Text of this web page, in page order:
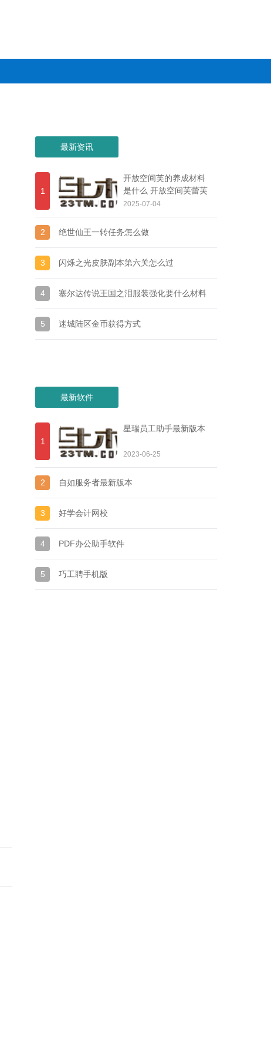
最新资讯
1
开放空间芙的养成材料
是什么 开放空间芙蕾芙
尔养成材料全解析
2025-07-04
2 绝世仙王一转任务怎么做
3 闪烁之光皮肤副本第六关怎么过
4 塞尔达传说王国之泪服装强化要什么材料
5 迷城陆区金币获得方式
最新软件
1
星瑞员工助手最新版本
2023-06-25
2 自如服务者最新版本
3 好学会计网校
4 PDF办公助手软件
5 巧工聘手机版